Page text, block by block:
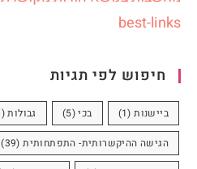
best-links
חיפוש לפי תגיות
ביישנות(1) בכי(5) גבולות(10)
הגישה ההיקשרותית- התפתחותית(39)